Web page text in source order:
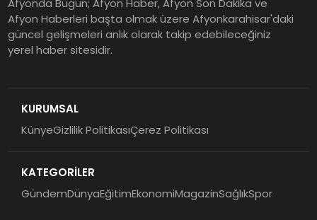
Afyonda Bugün; Afyon Haber, Afyon Son Dakika ve
Afyon Haberleri başta olmak üzere Afyonkarahisar'daki
güncel gelişmeleri anlık olarak takip edebileceğiniz
yerel haber sitesidir.
KURUMSAL
KünyeGizlilik PolitikasıÇerez Politikası
KATEGORİLER
GündemDünyaEğitimEkonomiMagazinSağlıkSpor